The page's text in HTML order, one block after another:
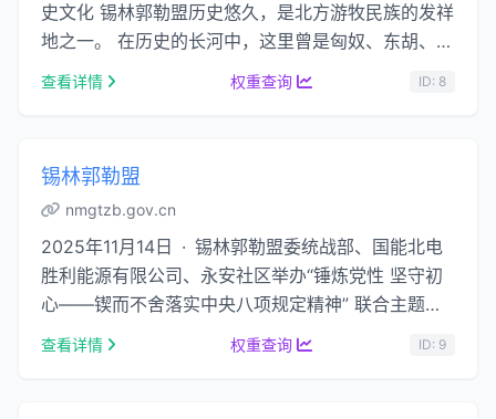
史文化 锡林郭勒盟历史悠久，是北方游牧民族的发祥
地之一。 在历史的长河中，这里曾是匈奴、东胡、鲜
卑、突厥、蒙古等民族的繁衍生息之地，各民 …...
查看详情 权重查询 ID: 8
锡林郭勒盟
nmgtzb.gov.cn
2025年11月14日 · 锡林郭勒盟委统战部、国能北电
胜利能源有限公司、永安社区举办“锤炼党性 坚守初
心——锲而不舍落实中央八项规定精神” 联合主题党
日活动 2025-06-30 锡林郭勒盟三地铸牢中华民族
查看详情 权重查询 ID: 9